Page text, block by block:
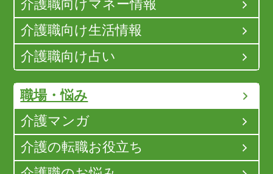
介護職向けマネー情報
介護職向け生活情報
介護職向け占い
職場・悩み
介護マンガ
介護の転職お役立ち